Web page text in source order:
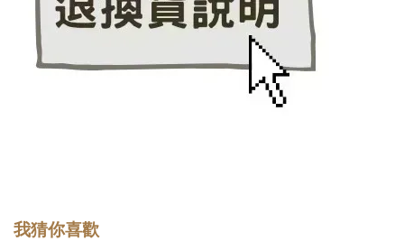
我猜你喜歡